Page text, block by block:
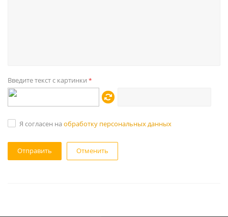
Введите текст с картинки *
Я согласен на обработку персональных данных
Отменить